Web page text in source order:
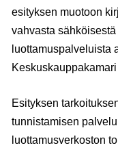
esityksen muotoon
vahvasta
luottamuspalveluista
Esityksen
tunnistamisen
luottamusverkoston